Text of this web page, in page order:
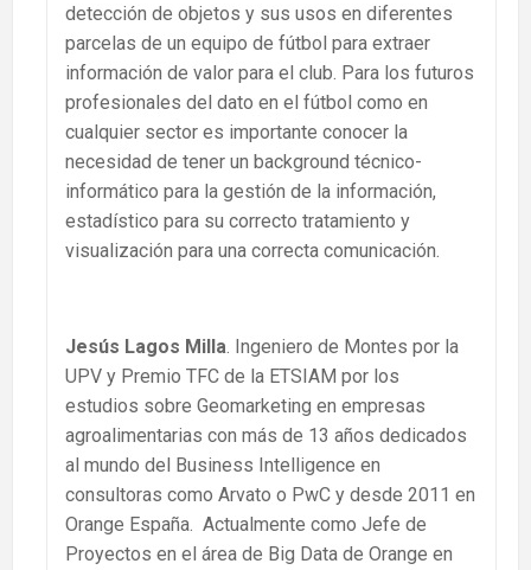
detección de objetos y sus usos en diferentes
parcelas de un equipo de fútbol para extraer
información de valor para el club. Para los futuros
profesionales del dato en el fútbol como en
cualquier sector es importante conocer la
necesidad de tener un background técnico-
informático para la gestión de la información,
estadístico para su correcto tratamiento y
visualización para una correcta comunicación.
Jesús Lagos Milla. Ingeniero de Montes por la
UPV y Premio TFC de la ETSIAM por los
estudios sobre Geomarketing en empresas
agroalimentarias con más de 13 años dedicados
al mundo del Business Intelligence en
consultoras como Arvato o PwC y desde 2011 en
Orange España. Actualmente como Jefe de
Proyectos en el área de Big Data de Orange en